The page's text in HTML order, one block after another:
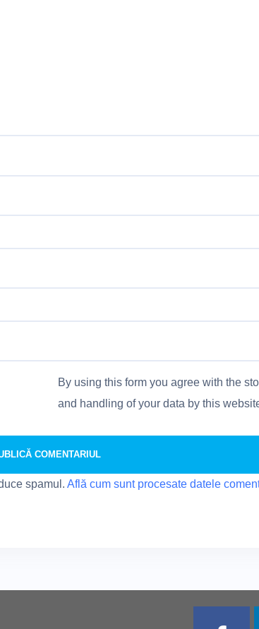
By using this form you agree with the
and handling of your data by this
spamul. Află cum sunt procesate datele